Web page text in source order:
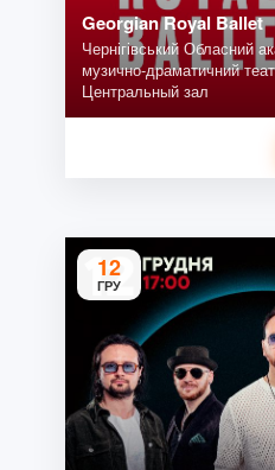
Georgian Royal Ballet
Чернігівський Обласний
музично-драматичний
Центральный зал
12
ГРУ